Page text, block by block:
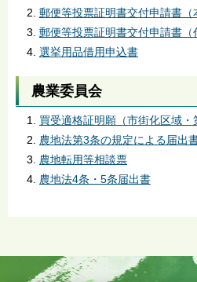
郵便等投票証明書交付申請書（
郵便等投票証明書交付申請書（
選挙用品借用申込書
農業委員会
買受適格証明願（市街化区域・
農地法第3条の規定による届出
農地転用等相談票
農地法4条・5条届出書